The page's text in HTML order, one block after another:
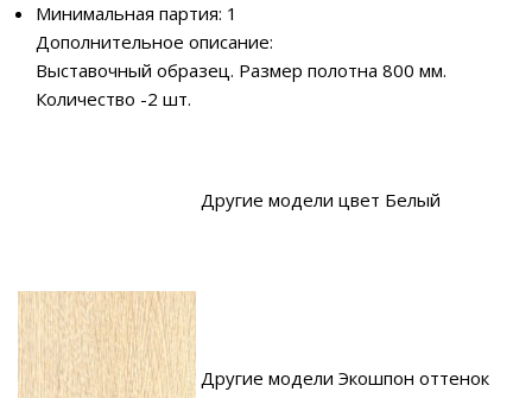
Минимальная партия: 1
Дополнительное описание:
Выставочный образец. Размер полотна 800 мм.
Количество -2 шт.
Другие модели цвет Белый
Другие модели Экошпон оттенок